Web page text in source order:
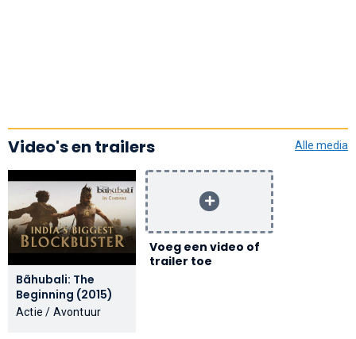
Video's en trailers Alle media
Bãhubali: The
Beginning (2015)
Actie / Avontuur
Voeg een video of
trailer toe